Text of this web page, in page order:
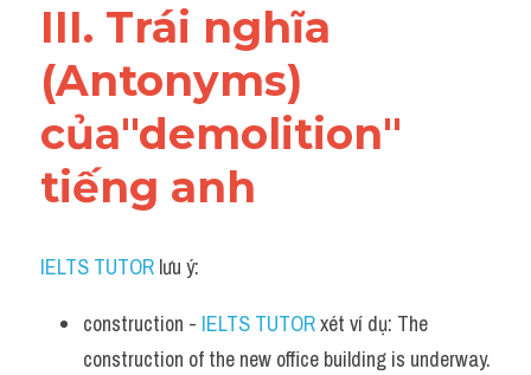
III. Trái nghĩa
(Antonyms)
của"demolition"
tiếng anh
IELTS TUTOR lưu ý:
construction - IELTS TUTOR xét ví dụ: The
construction of the new office building is underway.